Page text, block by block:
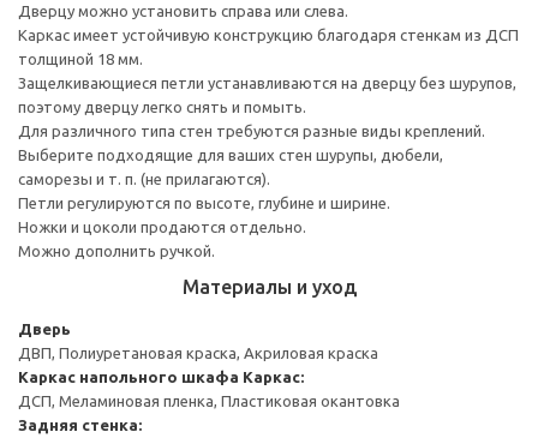
Дверцу можно установить справа или слева.
Каркас имеет устойчивую конструкцию благодаря стенкам из ДСП
толщиной 18 мм.
Защелкивающиеся петли устанавливаются на дверцу без шурупов,
поэтому дверцу легко снять и помыть.
Для различного типа стен требуются разные виды креплений.
Выберите подходящие для ваших стен шурупы, дюбели,
саморезы и т. п. (не прилагаются).
Петли регулируются по высоте, глубине и ширине.
Ножки и цоколи продаются отдельно.
Можно дополнить ручкой.
Материалы и уход
Дверь
ДВП, Полиуретановая краска, Акриловая краска
Каркас напольного шкафа Каркас:
ДСП, Меламиновая пленка, Пластиковая окантовка
Задняя стенка: